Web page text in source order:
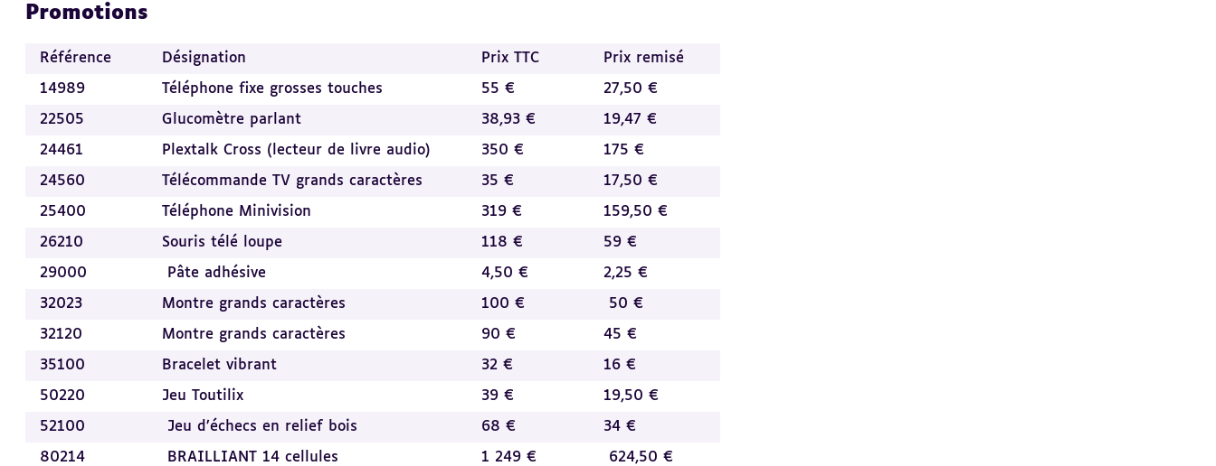
Promotions
Référence Désignation Prix TTC
Prix remisé
14989
Téléphone fixe grosses touches 55 €
27,50 €
22505
Glucomètre parlant 38,93 €
19,47 €
24461
Plextalk Cross (lecteur de livre audio) 350 €
175 €
24560
Télécommande TV grands caractères 35 €
17,50 €
25400
Téléphone Minivision 319 €
159,50 €
26210
Souris télé loupe 118 €
59 €
29000
Pâte adhésive 4,50 €
2,25 €
32023
Montre grands caractères 100 €
50 €
32120
Montre grands caractères 90 €
45 €
35100
Bracelet vibrant 32 €
16 €
50220
Jeu Toutilix 39 €
19,50 €
52100
Jeu d’échecs en relief bois 68 €
34 €
80214
BRAILLIANT 14 cellules 1 249 € 624,50 €